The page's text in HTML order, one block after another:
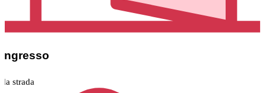
Ingresso
da strada